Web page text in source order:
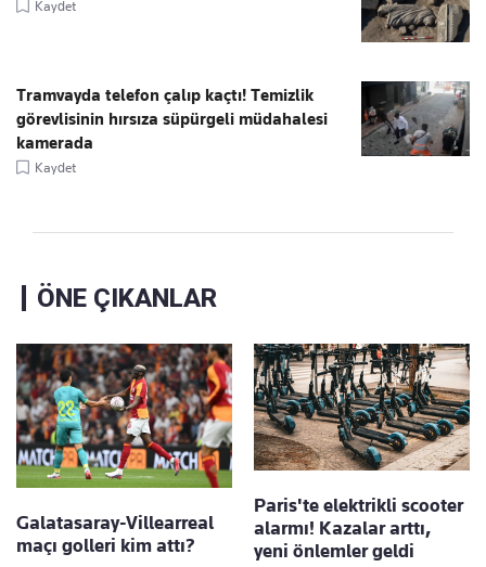
Kaydet
Tramvayda telefon çalıp kaçtı! Temizlik
görevlisinin hırsıza süpürgeli müdahalesi
kamerada
Kaydet
ÖNE ÇIKANLAR
Galatasaray-Villearreal
maçı golleri kim attı?
Paris'te elektrikli scooter
alarmı! Kazalar arttı,
yeni önlemler geldi